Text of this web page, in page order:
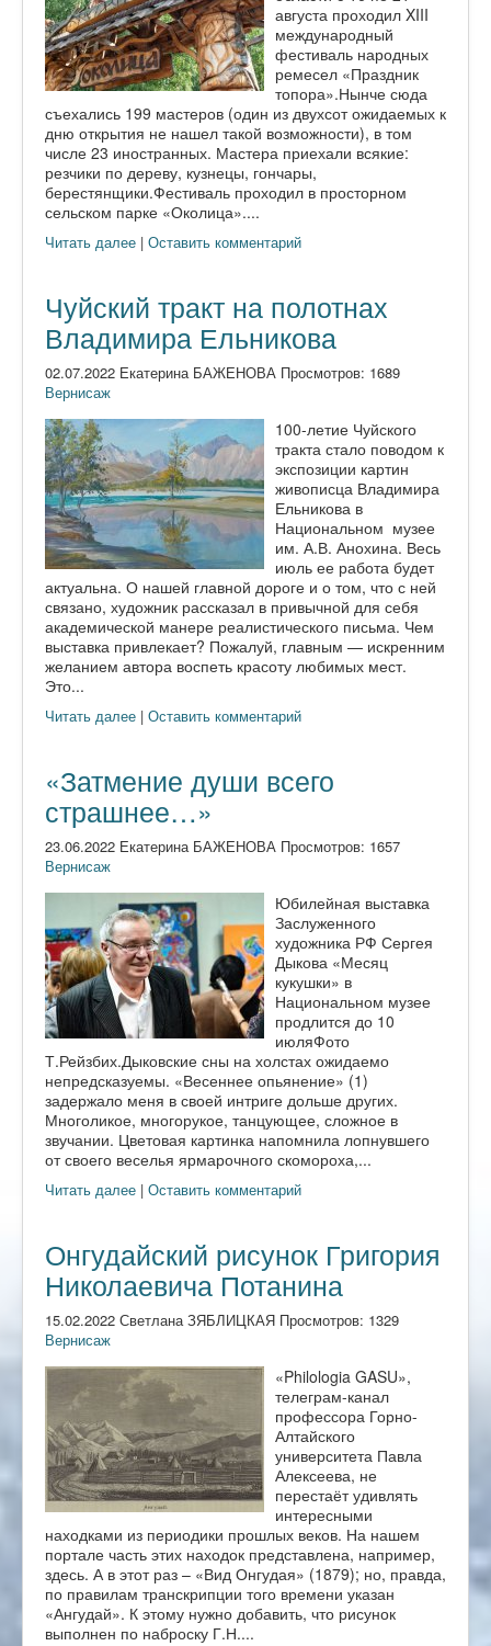
августа проходил XIII
международный
фестиваль народных
ремесел «Праздник
топора».Нынче сюда
съехались 199 мастеров (один из двухсот ожидаемых к
дню открытия не нашел такой возможности), в том
числе 23 иностранных. Мастера приехали всякие:
резчики по дереву, кузнецы, гончары,
берестянщики.Фестиваль проходил в просторном
сельском парке «Околица»....
Читать далее | Оставить комментарий
Чуйский тракт на полотнах
Владимира Ельникова
02.07.2022 Екатерина БАЖЕНОВА Просмотров: 1689
Вернисаж
100-летие Чуйского
тракта стало поводом к
экспозиции картин
живописца Владимира
Ельникова в
Национальном музее
им. А.В. Анохина. Весь
июль ее работа будет
актуальна. О нашей главной дороге и о том, что с ней
связано, художник рассказал в привычной для себя
академической манере реалистического письма. Чем
выставка привлекает? Пожалуй, главным — искренним
желанием автора воспеть красоту любимых мест.
Это...
Читать далее | Оставить комментарий
«Затмение души всего
страшнее…»
23.06.2022 Екатерина БАЖЕНОВА Просмотров: 1657
Вернисаж
Юбилейная выставка
Заслуженного
художника РФ Сергея
Дыкова «Месяц
кукушки» в
Национальном музее
продлится до 10
июляФото
Т.Рейзбих.Дыковские сны на холстах ожидаемо
непредсказуемы. «Весеннее опьянение» (1)
задержало меня в своей интриге дольше других.
Многоликое, многорукое, танцующее, сложное в
звучании. Цветовая картинка напомнила лопнувшего
от своего веселья ярмарочного скомороха,...
Читать далее | Оставить комментарий
Онгудайский рисунок Григория
Николаевича Потанина
15.02.2022 Светлана ЗЯБЛИЦКАЯ Просмотров: 1329
Вернисаж
«Philologia GASU»,
телеграм-канал
профессора Горно-
Алтайского
университета Павла
Алексеева, не
перестаёт удивлять
интересными
находками из периодики прошлых веков. На нашем
портале часть этих находок представлена, например,
здесь. А в этот раз – «Вид Онгудая» (1879); но, правда,
по правилам транскрипции того времени указан
«Ангудай». К этому нужно добавить, что рисунок
выполнен по наброску Г.Н....